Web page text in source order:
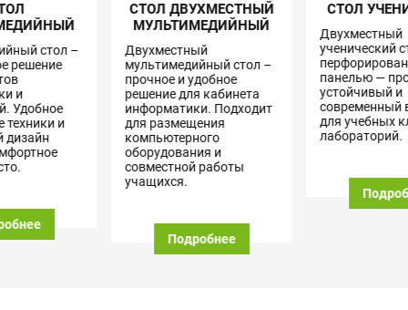
СТОЛ ДВУХМЕСТНЫЙ
МУЛЬТИМЕДИЙНЫЙ
Двухместный
мультимедийный стол –
прочное и удобное
решение для кабинета
информатики. Подходит
для размещения
компьютерного
оборудования и
совместной работы
СТОЛ УЧЕНИЧЕСКИЙ
Двухместный
ученический стол с
перфорированной
панелью — прочный,
устойчивый и
современный вариант
для учебных классов и